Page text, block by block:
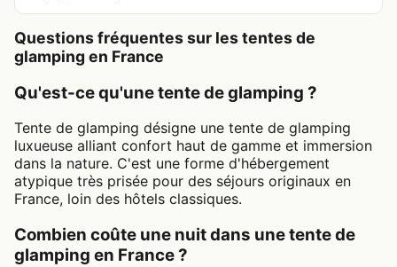
Questions fréquentes sur les tentes de
glamping en France
Qu'est-ce qu'une tente de glamping ?
Tente de glamping désigne une tente de glamping
luxueuse alliant confort haut de gamme et immersion
dans la nature. C'est une forme d'hébergement
atypique très prisée pour des séjours originaux en
France, loin des hôtels classiques.
Combien coûte une nuit dans une tente de
glamping en France ?